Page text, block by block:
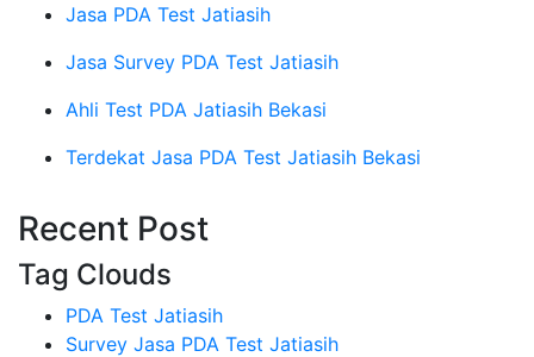
Jasa PDA Test Jatiasih
Jasa Survey PDA Test Jatiasih
Ahli Test PDA Jatiasih Bekasi
Terdekat Jasa PDA Test Jatiasih Bekasi
Recent Post
Tag Clouds
PDA Test Jatiasih
Survey Jasa PDA Test Jatiasih